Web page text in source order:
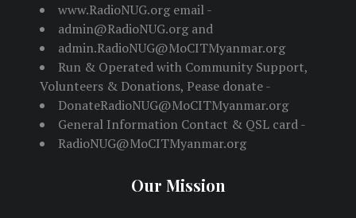
www.RadioNUG.org email -
admin@RadioNUG.org and
admin.RadioNUG@MoCITMyanmar.org
Run & Operated with Community Support,
Volunteers & Donations, Pease donate -
DonateRadioNUG@MoCITMyanmar.org
General Information Contact & QSL card -
RadioNUG@MoCITMyanmar.org
Our Mission